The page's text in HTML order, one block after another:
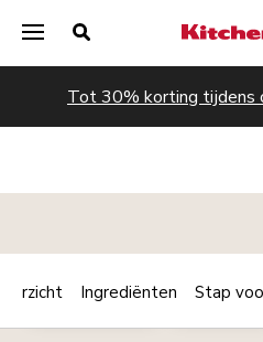
Tot 30% korting tijdens
HOOFDGERECHT
Ingrediënten Stap